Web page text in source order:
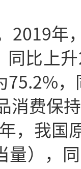
2019年
同比上
75.2%
消费保
，我国
量），